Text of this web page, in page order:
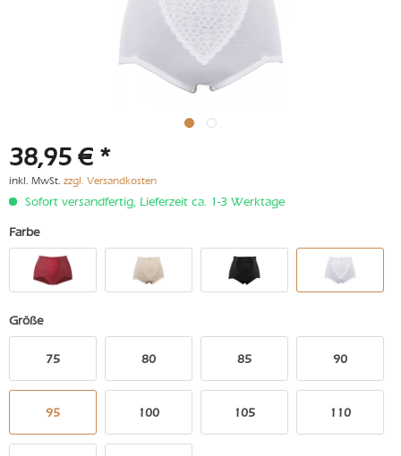
38,95 € *
inkl. MwSt. zzgl. Versandkosten
Sofort versandfertig, Lieferzeit ca. 1-3 Werktage
Farbe
Größe
75 80 85 90
95 100 105 110